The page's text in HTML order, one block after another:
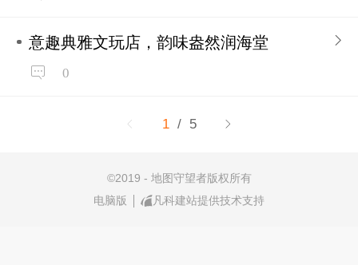
意趣典雅文玩店，韵味盎然润海堂
0
1 / 5
©2019 - 地图守望者版权所有
电脑版
凡科建站提供技术支持